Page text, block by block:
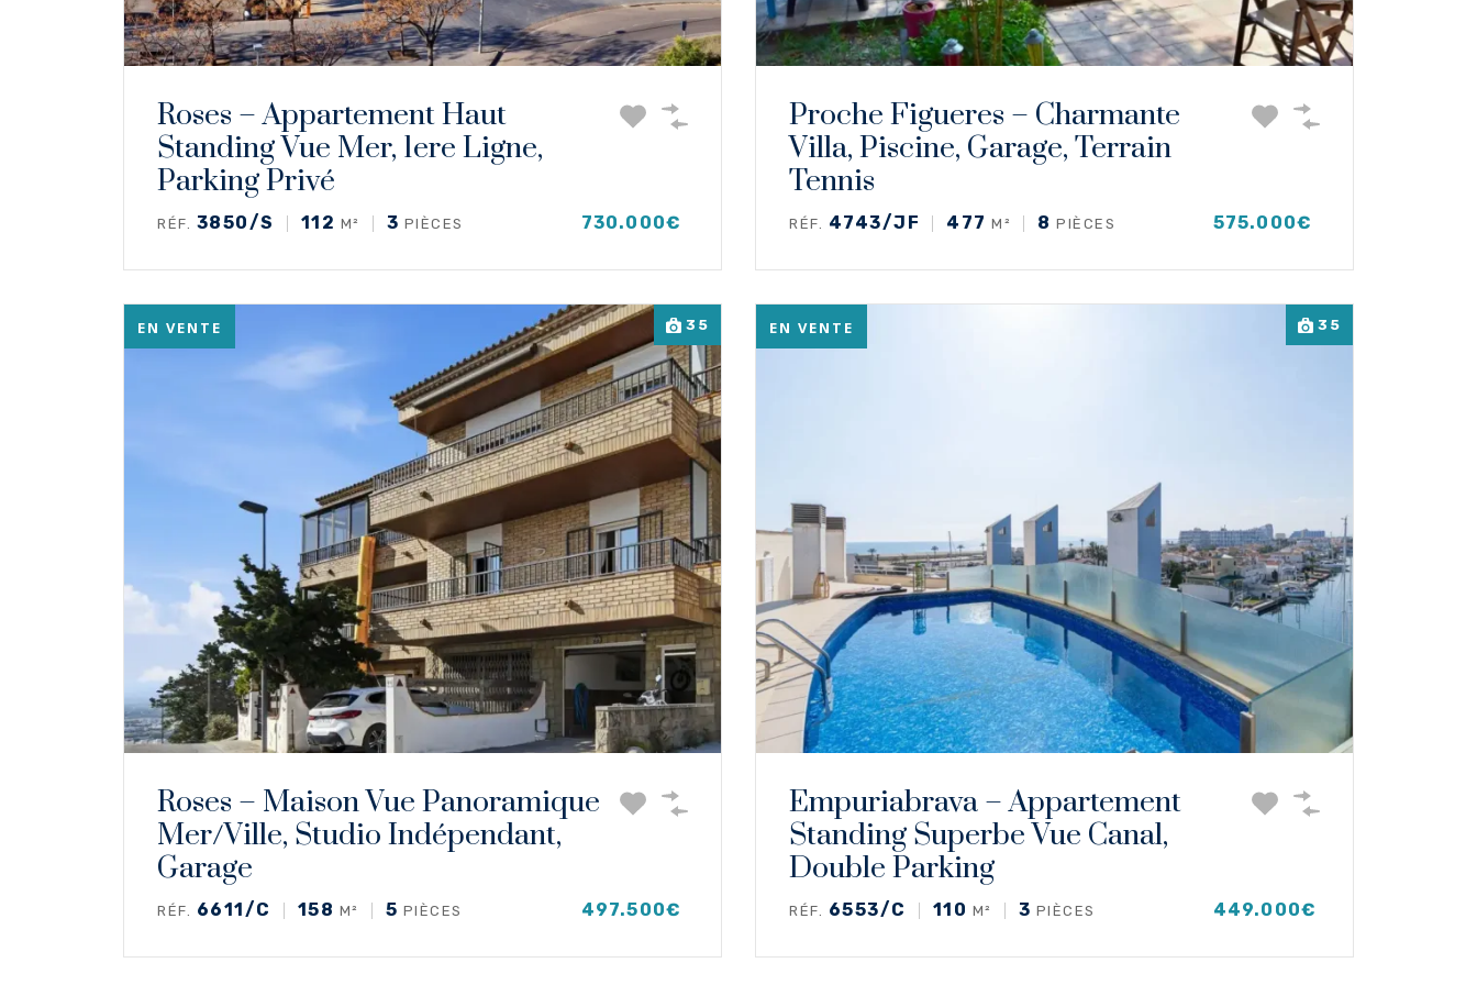
Roses – Appartement Haut
Standing Vue Mer, 1ere Ligne,
Parking Privé
RÉF. 3850/S 112 M² 3 PIÈCES 730.000€
Proche Figueres – Charmante
Villa, Piscine, Garage, Terrain
Tennis
RÉF. 4743/JF 477 M² 8 PIÈCES 575.000€
35
EN VENTE
Roses – Maison Vue Panoramique
Mer/ville, Studio Indépendant,
Garage
RÉF. 6611/C 158 M² 5 PIÈCES 497.500€
35
EN VENTE
Empuriabrava – Appartement
Standing Superbe Vue Canal,
Double Parking
RÉF. 6553/C 110 M² 3 PIÈCES 449.000€